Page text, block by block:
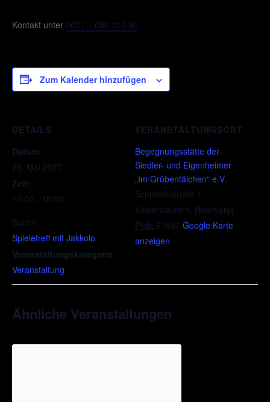
Kontakt unter 0631 – 680 316 90
Zum Kalender hinzufügen
DETAILS
Datum:
28. Mai 2027
Zeit:
16:00 - 18:00
Serien:
Spieletreff mit Jakkolo
Veranstaltungskategorie:
Veranstaltung
VERANSTALTUNGSORT
Begegnungsstätte der
Siedler- und Eigenheimer
„Im Grübentälchen“ e.V.
Schreberstraße 1
Kaiserslautern Rheinland-
Pfalz 67657 Google Karte
anzeigen
Ähnliche Veranstaltungen